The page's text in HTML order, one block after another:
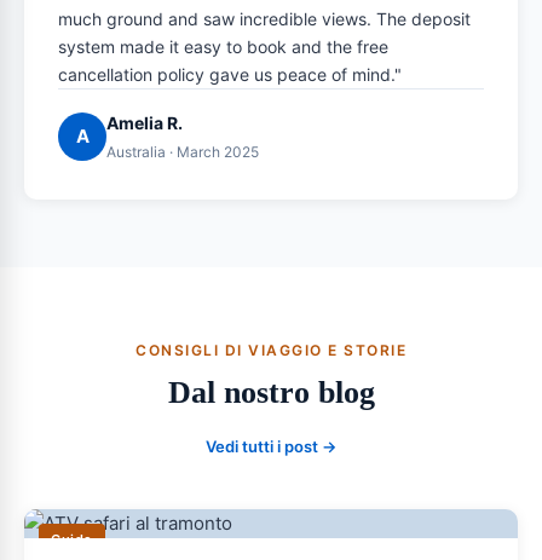
much ground and saw incredible views. The deposit
system made it easy to book and the free
cancellation policy gave us peace of mind."
A
Amelia R.
Australia · March 2025
CONSIGLI DI VIAGGIO E STORIE
Dal nostro blog
Vedi tutti i post →
Guide